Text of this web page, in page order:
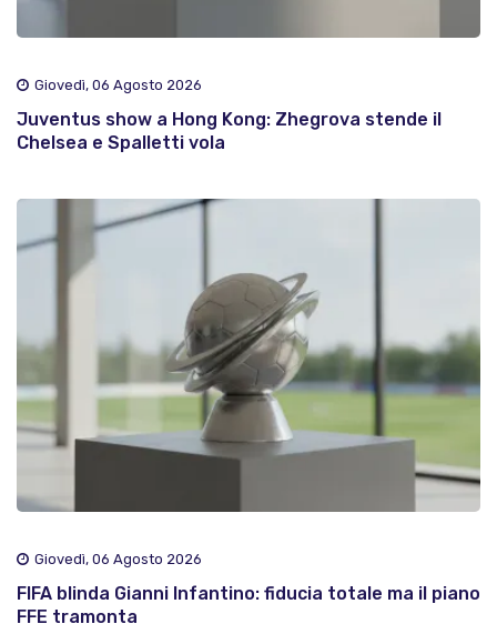
Giovedì, 06 Agosto 2026
Juventus show a Hong Kong: Zhegrova stende il
Chelsea e Spalletti vola
Giovedì, 06 Agosto 2026
FIFA blinda Gianni Infantino: fiducia totale ma il piano
FFE tramonta